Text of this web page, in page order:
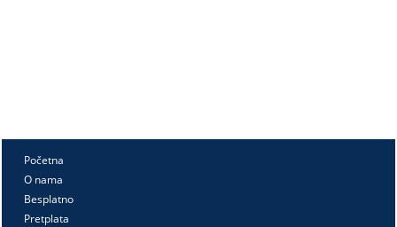
Početna
O nama
Besplatno
Pretplata